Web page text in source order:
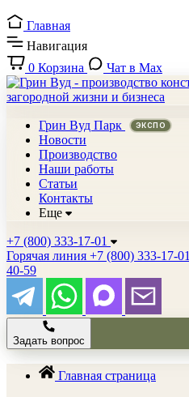
Главная
Навигация
0 Корзина Чат в Max
Грин Вуд Парк
Новости
Производство
Наши работы
Статьи
Контакты
Еще
+7 (800) 333-17-01
Горячая линия +7 (800) 333-17-01
40-59
Задать вопрос
Главная страница